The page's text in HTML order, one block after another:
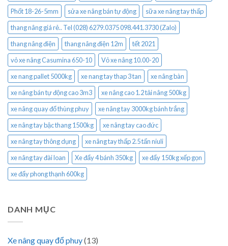
Phốt 18-26-5mm
sửa xe nâng bán tự động
sữa xe nâng tay thấp
thang nâng giá rẻ.. Tel (028) 6279.0375 098.441.3730 (Zalo)
thang nâng điện
thang nâng điện 12m
tết 2021
vỏ xe nâng Casumina 650-10
Vỏ xe nâng 10.00-20
xe nang pallet 5000kg
xe nang tay thap 3 tan
xe nâng bàn
xe nâng bán tự động cao 3m3
xe nâng cao 1.2 tải nâng 500kg
xe nâng quay đổ thùng phuy
xe nâng tay 3000kg bánh trắng
xe nâng tay bậc thang 1500kg
xe nâng tay cao đức
xe nâng tay thông dụng
xe nâng tay thấp 2.5 tấn niuli
xe nâng tay đài loan
Xe đẩy 4 bánh 350kg
xe đẩy 150kg xếp gọn
xe đẩy phong thạnh 600kg
DANH MỤC
Xe nâng quay đổ phuy(13)